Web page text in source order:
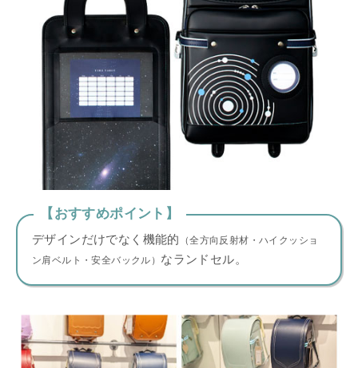
【おすすめポイント】
デザインだけでなく機能的
（全方向反射材・ハイクッショ
ン肩ベルト・安全バックル） なランドセル。